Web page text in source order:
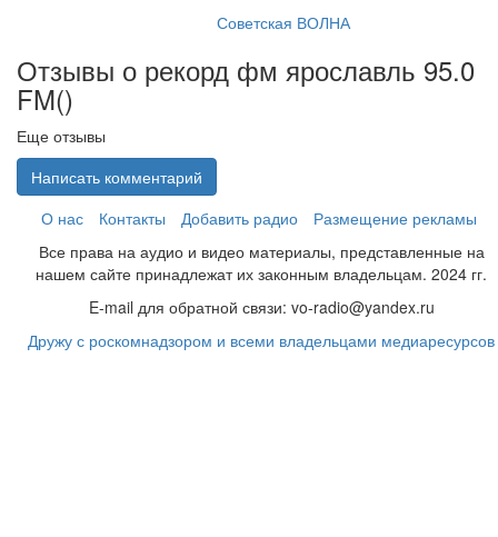
Советская ВОЛНА
Отзывы о рекорд фм ярославль 95.0
FM()
Еще отзывы
Написать комментарий
О нас
Контакты Добавить радио
Размещение рекламы
Все права на аудио и видео материалы, представленные на
нашем сайте принадлежат их законным владельцам. 2024 гг.
E-mail для обратной связи: vo-radio@yandex.ru
Дружу с роскомнадзором и всеми владельцами медиаресурсов